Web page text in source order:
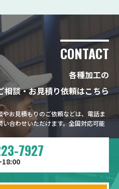
CONTACT
各種加工の
相談・お見積り依頼はこちら
お見積もりのご依頼などは、電話ま
合わせいただけます。全国対応可能
7927